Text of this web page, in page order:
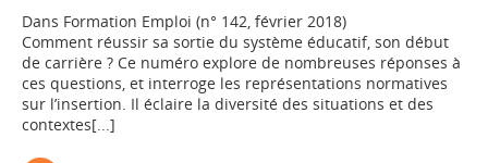
Dans Formation Emploi (n° 142, février 2018)
Comment réussir sa sortie du système éducatif, son début
de carrière ? Ce numéro explore de nombreuses réponses à
ces questions, et interroge les représentations normatives
sur l’insertion. Il éclaire la diversité des situations et des
contextes[...]